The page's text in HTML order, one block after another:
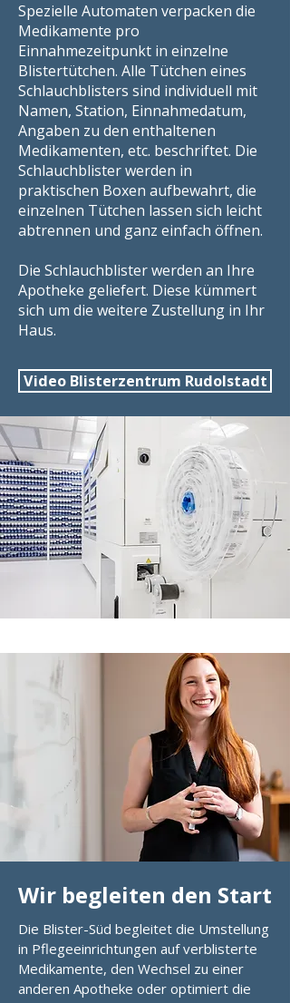
Spezielle Automaten verpacken die
Medikamente pro
Einnahmezeitpunkt in einzelne
Blistertütchen. Alle Tütchen eines
Schlauchblisters sind individuell mit
Namen, Station, Einnahmedatum,
Angaben zu den enthaltenen
Medikamenten, etc. beschriftet. Die
Schlauchblister werden in
praktischen Boxen aufbewahrt, die
einzelnen Tütchen lassen sich leicht
abtrennen und ganz einfach öffnen.
Die Schlauchblister werden an Ihre
Apotheke geliefert. Diese kümmert
sich um die weitere Zustellung in Ihr
Haus.
Video Blisterzentrum Rudolstadt
Wir begleiten den Start
Die Blister-Süd begleitet die Umstellung
in Pflegeeinrichtungen auf verblisterte
Medikamente, den Wechsel zu einer
anderen Apotheke oder optimiert die